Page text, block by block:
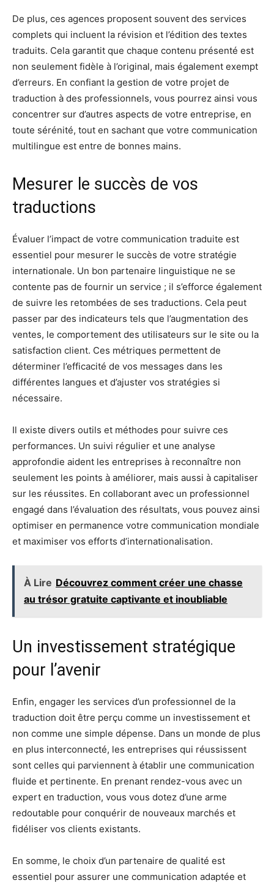
De plus, ces agences proposent souvent des services
complets qui incluent la révision et l’édition des textes
traduits. Cela garantit que chaque contenu présenté est
non seulement fidèle à l’original, mais également exempt
d’erreurs. En confiant la gestion de votre projet de
traduction à des professionnels, vous pourrez ainsi vous
concentrer sur d’autres aspects de votre entreprise, en
toute sérénité, tout en sachant que votre communication
multilingue est entre de bonnes mains.
Mesurer le succès de vos
traductions
Évaluer l’impact de votre communication traduite est
essentiel pour mesurer le succès de votre stratégie
internationale. Un bon partenaire linguistique ne se
contente pas de fournir un service ; il s’efforce également
de suivre les retombées de ses traductions. Cela peut
passer par des indicateurs tels que l’augmentation des
ventes, le comportement des utilisateurs sur le site ou la
satisfaction client. Ces métriques permettent de
déterminer l’efficacité de vos messages dans les
différentes langues et d’ajuster vos stratégies si
nécessaire.
Il existe divers outils et méthodes pour suivre ces
performances. Un suivi régulier et une analyse
approfondie aident les entreprises à reconnaître non
seulement les points à améliorer, mais aussi à capitaliser
sur les réussites. En collaborant avec un professionnel
engagé dans l’évaluation des résultats, vous pouvez ainsi
optimiser en permanence votre communication mondiale
et maximiser vos efforts d’internationalisation.
À Lire Découvrez comment créer une chasse
au trésor gratuite captivante et inoubliable
Un investissement stratégique
pour l’avenir
Enfin, engager les services d’un professionnel de la
traduction doit être perçu comme un investissement et
non comme une simple dépense. Dans un monde de plus
en plus interconnecté, les entreprises qui réussissent
sont celles qui parviennent à établir une communication
fluide et pertinente. En prenant rendez-vous avec un
expert en traduction, vous vous dotez d’une arme
redoutable pour conquérir de nouveaux marchés et
fidéliser vos clients existants.
En somme, le choix d’un partenaire de qualité est
essentiel pour assurer une communication adaptée et